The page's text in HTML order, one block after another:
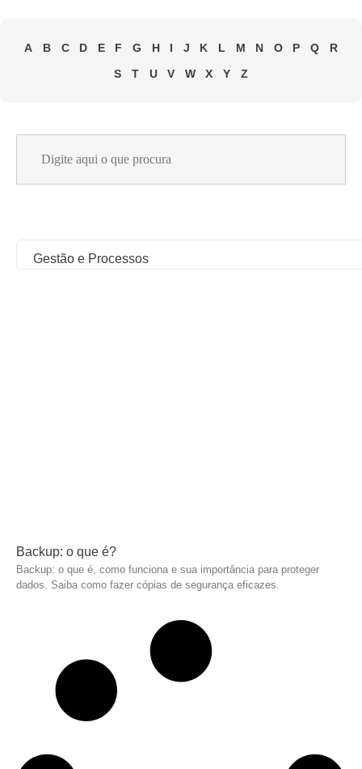
A B C D E F G H I J K L M N O P Q
R
S
T U V W X Y Z
Search
Gestão e Processos
Backup: o que é?
Backup: o que é, como funciona e sua importância para proteger
dados. Saiba como fazer cópias de segurança eficazes.